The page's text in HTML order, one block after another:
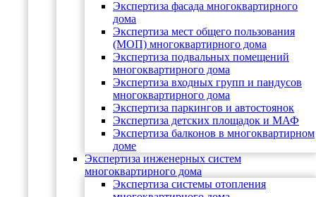
Экспертиза фасада многоквартирного
дома
Экспертиза мест общего пользования
(МОП) многоквартирного дома
Экспертиза подвальных помещений
многоквартирного дома
Экспертиза входных групп и пандусов
многоквартирного дома
Экспертиза паркингов и автостоянок
Экспертиза детских площадок и МАФ
Экспертиза балконов в многоквартирном
доме
Экспертиза инженерных систем
многоквартирного дома
Экспертиза системы отопления